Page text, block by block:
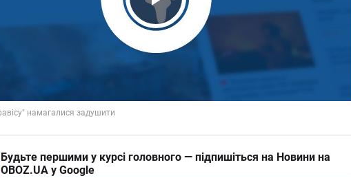
Play Video
Будьте першими у курсі головного — підпишіться на Новини на
OBOZ.UA у Google